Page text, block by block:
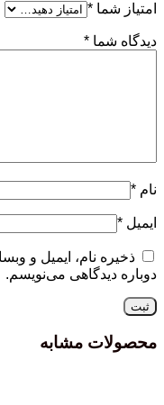
امتیاز شما *
دیدگاه شما *
نام *
ایمیل *
ذخیره نام، ایمیل و
دوباره دیدگاهی می‌نویسم.
محصولات مشابه